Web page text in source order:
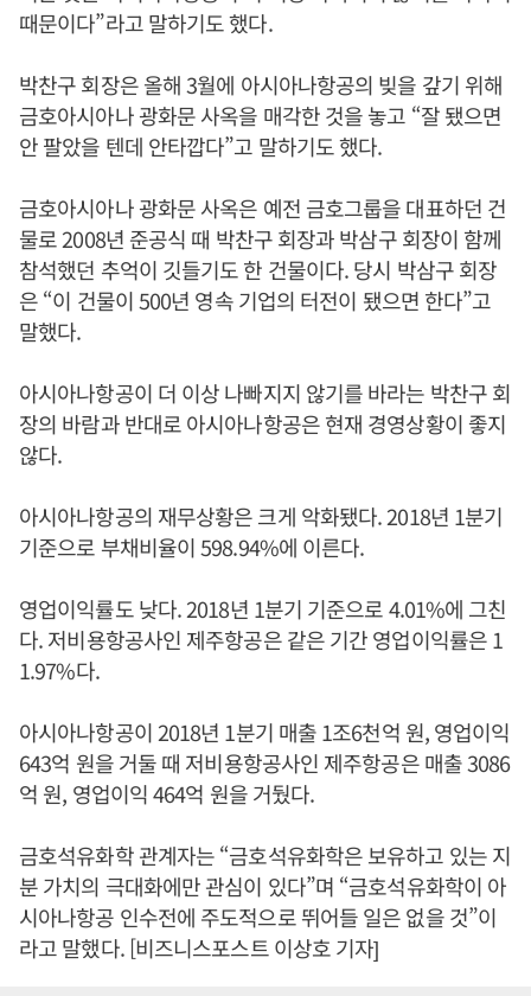
때문이다”라고 말하기도 했다.
박찬구 회장은 올해 3월에 아시아나항공의 빚을 갚기 위해
금호아시아나 광화문 사옥을 매각한 것을 놓고 “잘 됐으면
안 팔았을 텐데 안타깝다”고 말하기도 했다.
금호아시아나 광화문 사옥은 예전 금호그룹을 대표하던 건
물로 2008년 준공식 때 박찬구 회장과 박삼구 회장이 함께
참석했던 추억이 깃들기도 한 건물이다. 당시 박삼구 회장
은 “이 건물이 500년 영속 기업의 터전이 됐으면 한다”고
말했다.
아시아나항공이 더 이상 나빠지지 않기를 바라는 박찬구 회
장의 바람과 반대로 아시아나항공은 현재 경영상황이 좋지
않다.
아시아나항공의 재무상황은 크게 악화됐다. 2018년 1분기
기준으로 부채비율이 598.94%에 이른다.
영업이익률도 낮다. 2018년 1분기 기준으로 4.01%에 그친
다. 저비용항공사인 제주항공은 같은 기간 영업이익률은 1
1.97%다.
아시아나항공이 2018년 1분기 매출 1조6천억 원, 영업이익
643억 원을 거둘 때 저비용항공사인 제주항공은 매출 3086
억 원, 영업이익 464억 원을 거뒀다.
금호석유화학 관계자는 “금호석유화학은 보유하고 있는 지
분 가치의 극대화에만 관심이 있다”며 “금호석유화학이 아
시아나항공 인수전에 주도적으로 뛰어들 일은 없을 것”이
라고 말했다. [비즈니스포스트 이상호 기자]